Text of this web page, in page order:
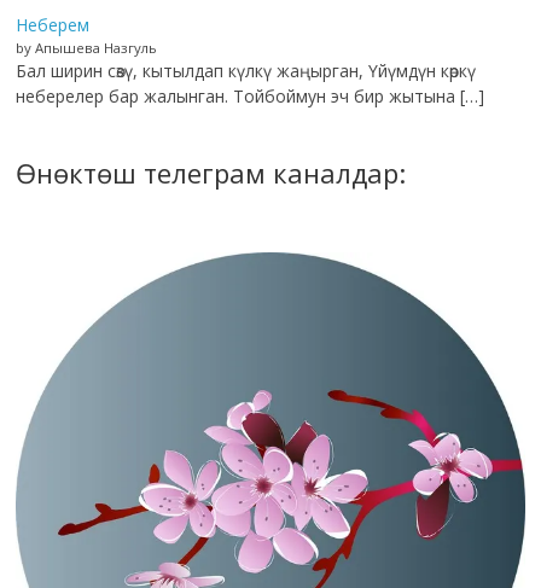
Неберем
by Апышева Назгуль
Бал ширин сөзү, кытылдап күлкү жаңырган, Үйүмдүн көркү
неберелер бар жалынган. Тойбоймун эч бир жытына […]
Өнөктөш телеграм каналдар: